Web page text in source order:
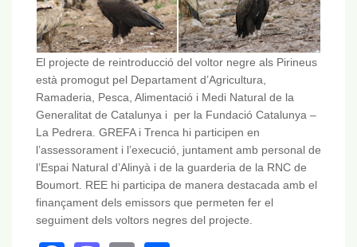
El projecte de reintroducció del voltor negre als Pirineus
està promogut pel Departament d’Agricultura,
Ramaderia, Pesca, Alimentació i Medi Natural de la
Generalitat de Catalunya i per la Fundació Catalunya –
La Pedrera. GREFA i Trenca hi participen en
l’assessorament i l’execució, juntament amb personal de
l’Espai Natural d’Alinyà i de la guarderia de la RNC de
Boumort. REE hi participa de manera destacada amb el
finançament dels emissors que permeten fer el
seguiment dels voltors negres del projecte.